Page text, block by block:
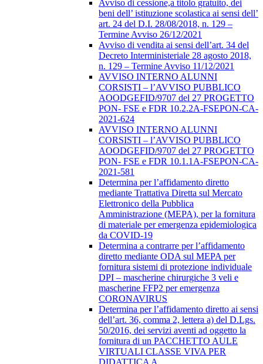
Avviso di cessione,a titolo gratuito, dei
beni dell’ istituzione scolastica ai sensi dell’
art. 24 del D.I. 28/08/2018, n. 129 –
Termine Avviso 26/12/2021
Avviso di vendita ai sensi dell’art. 34 del
Decreto Interministeriale 28 agosto 2018,
n. 129 – Termine Avviso 11/12/2021
AVVISO INTERNO ALUNNI
CORSISTI – l’AVVISO PUBBLICO
AOODGEFID/9707 del 27 PROGETTO
PON- FSE e FDR 10.2.2A-FSEPON-CA-
2021-624
AVVISO INTERNO ALUNNI
CORSISTI – l’AVVISO PUBBLICO
AOODGEFID/9707 del 27 PROGETTO
PON- FSE e FDR 10.1.1A-FSEPON-CA-
2021-581
Determina per l’affidamento diretto
mediante Trattativa Diretta sul Mercato
Elettronico della Pubblica
Amministrazione (MEPA), per la fornitura
di materiale per emergenza epidemiologica
da COVID-19
Determina a contrarre per l’affidamento
diretto mediante ODA sul MEPA per
fornitura sistemi di protezione individuale
DPI – mascherine chirurgiche 3 veli e
mascherine FFP2 per emergenza
CORONAVIRUS
Determina per l’affidamento diretto ai sensi
dell’art. 36, comma 2, lettera a) del D.Lgs.
50/2016, dei servizi aventi ad oggetto la
fornitura di un PACCHETTO AULE
VIRTUALI CLASSE VIVA PER